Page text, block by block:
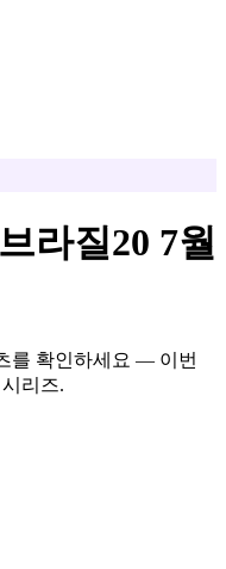
라질20 7월
를 확인하세요 — 이번
리즈.